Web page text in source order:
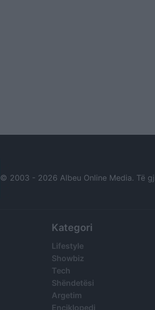
© 2003 - 2026 Albeu Online Media. Të
Kategori
Lifestyle
Showbiz
Tech
Shëndetësi
Argetim
Enciklopedi